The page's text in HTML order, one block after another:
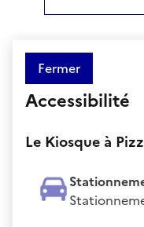
Fermer
Accessibilité
Le Kiosque à